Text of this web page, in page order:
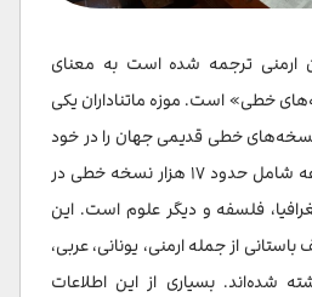
ارمنی ترجمه شده است به معنای
خطی» است. موزه ماتناداران یکی
خطی قدیمی جهان را در خود
جای‌داده است. این مجموعه شامل حدود ۱۷ هزار نسخه خطی در
فلسفه و دیگر علوم است. این
از جمله ارمنی، یونانی، عربی،
شده‌اند. بسیاری از این اطلاعات